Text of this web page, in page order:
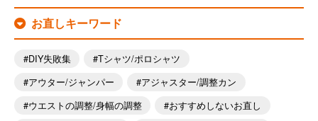
お直しキーワード
DIY失敗集
Tシャツ/ポロシャツ
アウター/ジャンパー
アジャスター/調整カン
ウエストの調整/身幅の調整
おすすめしないお直し